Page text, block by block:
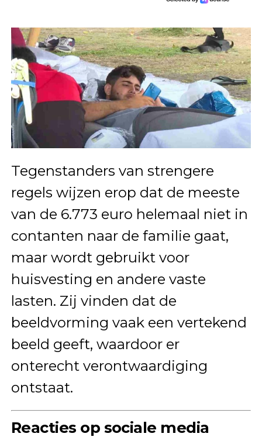
Tegenstanders van strengere
regels wijzen erop dat de meeste
van de 6.773 euro helemaal niet in
contanten naar de familie gaat,
maar wordt gebruikt voor
huisvesting en andere vaste
lasten. Zij vinden dat de
beeldvorming vaak een vertekend
beeld geeft, waardoor er
onterecht verontwaardiging
ontstaat.
Reacties op sociale media